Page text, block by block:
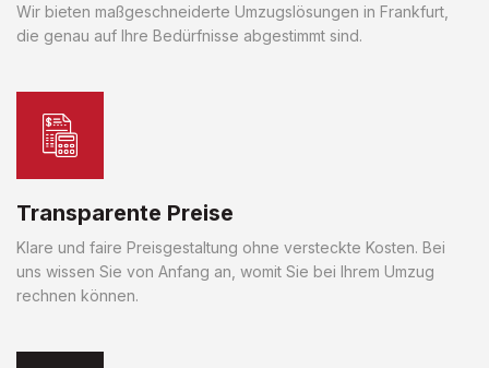
Wir bieten maßgeschneiderte Umzugslösungen in Frankfurt,
die genau auf Ihre Bedürfnisse abgestimmt sind.
Transparente Preise
Klare und faire Preisgestaltung ohne versteckte Kosten. Bei
uns wissen Sie von Anfang an, womit Sie bei Ihrem Umzug
rechnen können.